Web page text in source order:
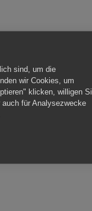
sind, um die
wir Cookies, um
klicken, willigen
auch für Analysezwecke